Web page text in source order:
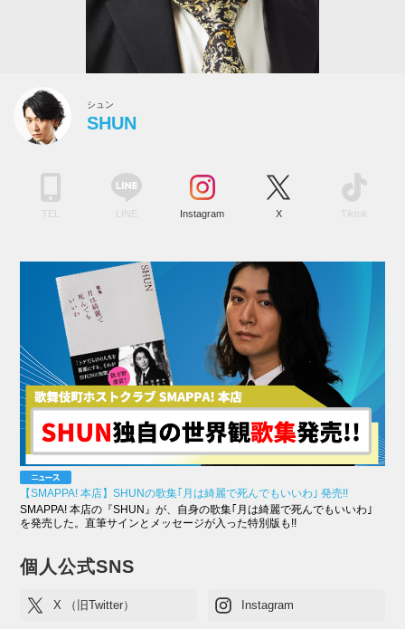
シュン
SHUN
Instagram X Tiktok
【SMAPPA! 本店】SHUNの歌集｢月は綺麗で死んでもいいわ｣ 発売!!
SMAPPA! 本店の『SHUN』が、自身の歌集｢月は綺麗で死んでもいいわ｣
を発売した。直筆サインとメッセージが入った特別版も!!
個人公式SNS
X （旧Twitter） Instagram